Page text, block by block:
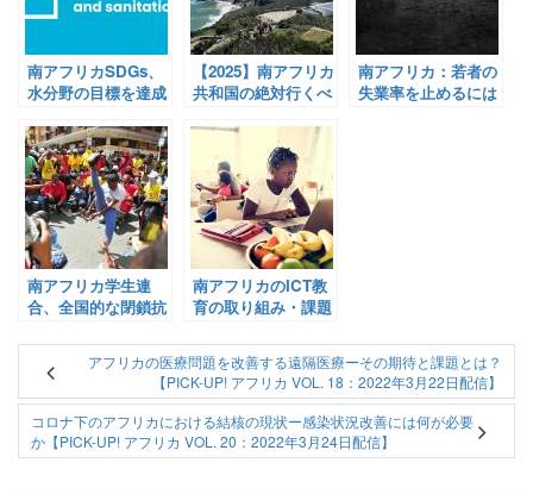
南アフリカSDGs、
水分野の目標を達成
【Pick-Up! アフリ
カ Vol. 144：2021年
4月2日配信】
【2025】南アフリカ
共和国の絶対行くべ
観光都市６選！観光
地もご紹介！
南アフリカ：若者の
失業率を止めるには
南アフリカ学生連
合、全国的な閉鎖抗
は？【Pick-Up! ア
フリカ Vol. 145：
2021年4月5日配信】
南アフリカのICT教
育の取り組み・課題
ートアップ3社をご
紹介！【Pick-Up!
アフリカ Vol. 36：
2022年6月2日配信】
アフリカの医療問題を改善する遠隔医療ーその期待と課題とは？
【PICK-UP! アフリカ VOL. 18：2022年3月22日配信】
コロナ下のアフリカにおける結核の現状ー感染状況改善には何が必要
か【PICK-UP! アフリカ VOL. 20：2022年3月24日配信】